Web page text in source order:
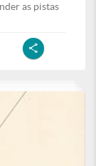
as pistas